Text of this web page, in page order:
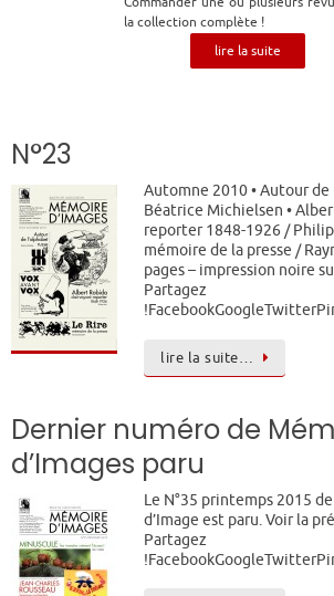
la collection complète !
lire la suite
N°23
Automne 2010 • Autour de
Béatrice Michielsen •
reporter 1848-1926 /
mémoire de la presse /
pages – impression noire
Partagez
lire la suite…
Dernier numéro de
d’Images paru
Le N°35 printemps 2015
d’Image est paru. Voir la
Partagez